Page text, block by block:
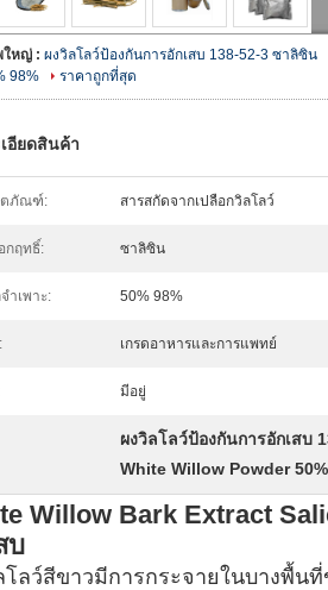
ใหญ่ : ผงวิลโลว์ป้องกันการอักเสบ 138-52-3 ซาลิซิน
98%
ราคาถูกที่สุด
อียดสินค้า
ตภัณฑ์: สารสกัดจากเปลือกวิลโลว์
กฤทธิ์: ซาลิซิน
ำเพาะ: 50% 98%
เกรดอาหารและการแพทย์
มีอยู่
ผงวิลโลว์ป้องกันการอักเสบ
White Willow Powder 50%
Willow Bark Extract
บ
ลว์สีขาวมีการกระจายในบางพื้น